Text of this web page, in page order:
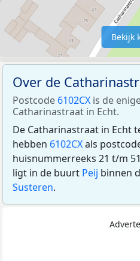
Bekijk
Over de
Postcode 6102CX is de
Catharinastraat in Echt.
De Catharinastraat in Echt
hebben 6102CXals
huisnummerreeks 21 t/m
ligt in de buurt Peij binnen
Susteren.